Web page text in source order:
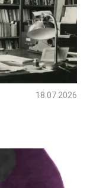
18.07.2026